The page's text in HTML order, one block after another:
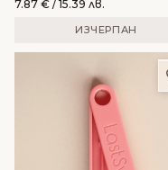
7.87 € / 15.39 лв.
ИЗЧЕРПАН